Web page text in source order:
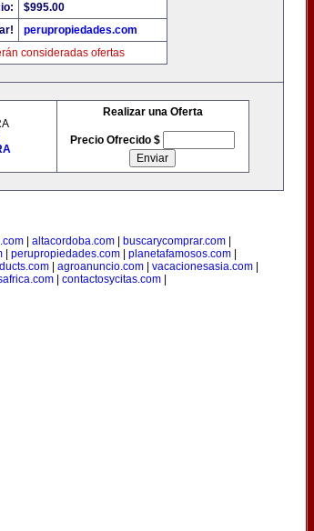
$995.00
perupropiedades.com
consideradas ofertas
Realizar una Oferta
Precio Ofrecido $
| altacordoba.com| buscarycomprar.com|
| perupropiedades.com| planetafamosos.com|
| agroanuncio.com| vacacionesasia.com|
contactosycitas.com